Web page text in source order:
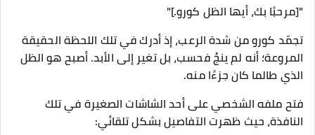
"[مرحبًا بك، أيها الظل كورو.]"
تجمّد كورو من شدة الرعب، إذ أدرك في تلك اللحظة الحقيقة
المروعة؛ أنه لم ينجُ فحسب، بل تغير إلى الأبد. أصبح هو الظل
الذي طالما كان جزءًا منه.
فتح ملفه الشخصي على أحد الشاشات الصغيرة في تلك
النافذة، حيث ظهرت التفاصيل بشكل تلقائي: